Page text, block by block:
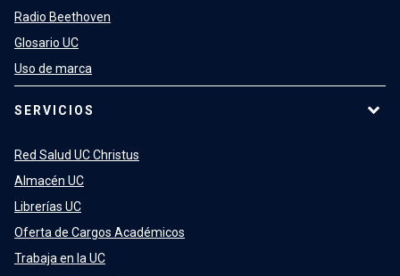
Radio Beethoven
Glosario UC
Uso de marca
SERVICIOS
Red Salud UC Christus
Almacén UC
Librerías UC
Oferta de Cargos Académicos
Trabaja en la UC